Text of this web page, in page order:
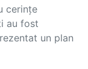
cerințe
au fost
un plan